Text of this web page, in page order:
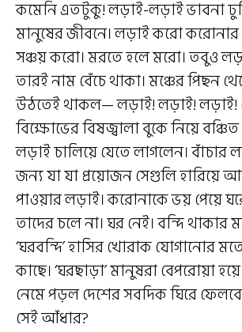
কমেনি এতটুকু! লড়াই-লড়াই ভাবনা
মানুষের জীবনে। লড়াই করো করোনার
সঞ্চয় করো। মরতে হলে মরো। তবুও
তারই নাম বেঁচে থাকা। মঞ্চের পিছন
উঠতেই থাকল— লড়াই! লড়াই!
বিক্ষোভের বিষজ্বালা বুকে নিয়ে
লড়াই চালিয়ে যেতে লাগলেন। বাঁচার
জন্য যা যা প্রয়োজন সেগুলি হারিয়ে
পাওয়ার লড়াই। করোনাকে ভয় পেয়ে
তাদের চলে না। ঘর নেই। বন্দি থাকার
‘ঘরবন্দি’ হাসির খোরাক যোগানোর
কাছে। ‘ঘরছাড়া’ মানুষরা বেপরোয়া
নেমে পড়ল দেশের সবদিক ঘিরে
সেই আঁধার?